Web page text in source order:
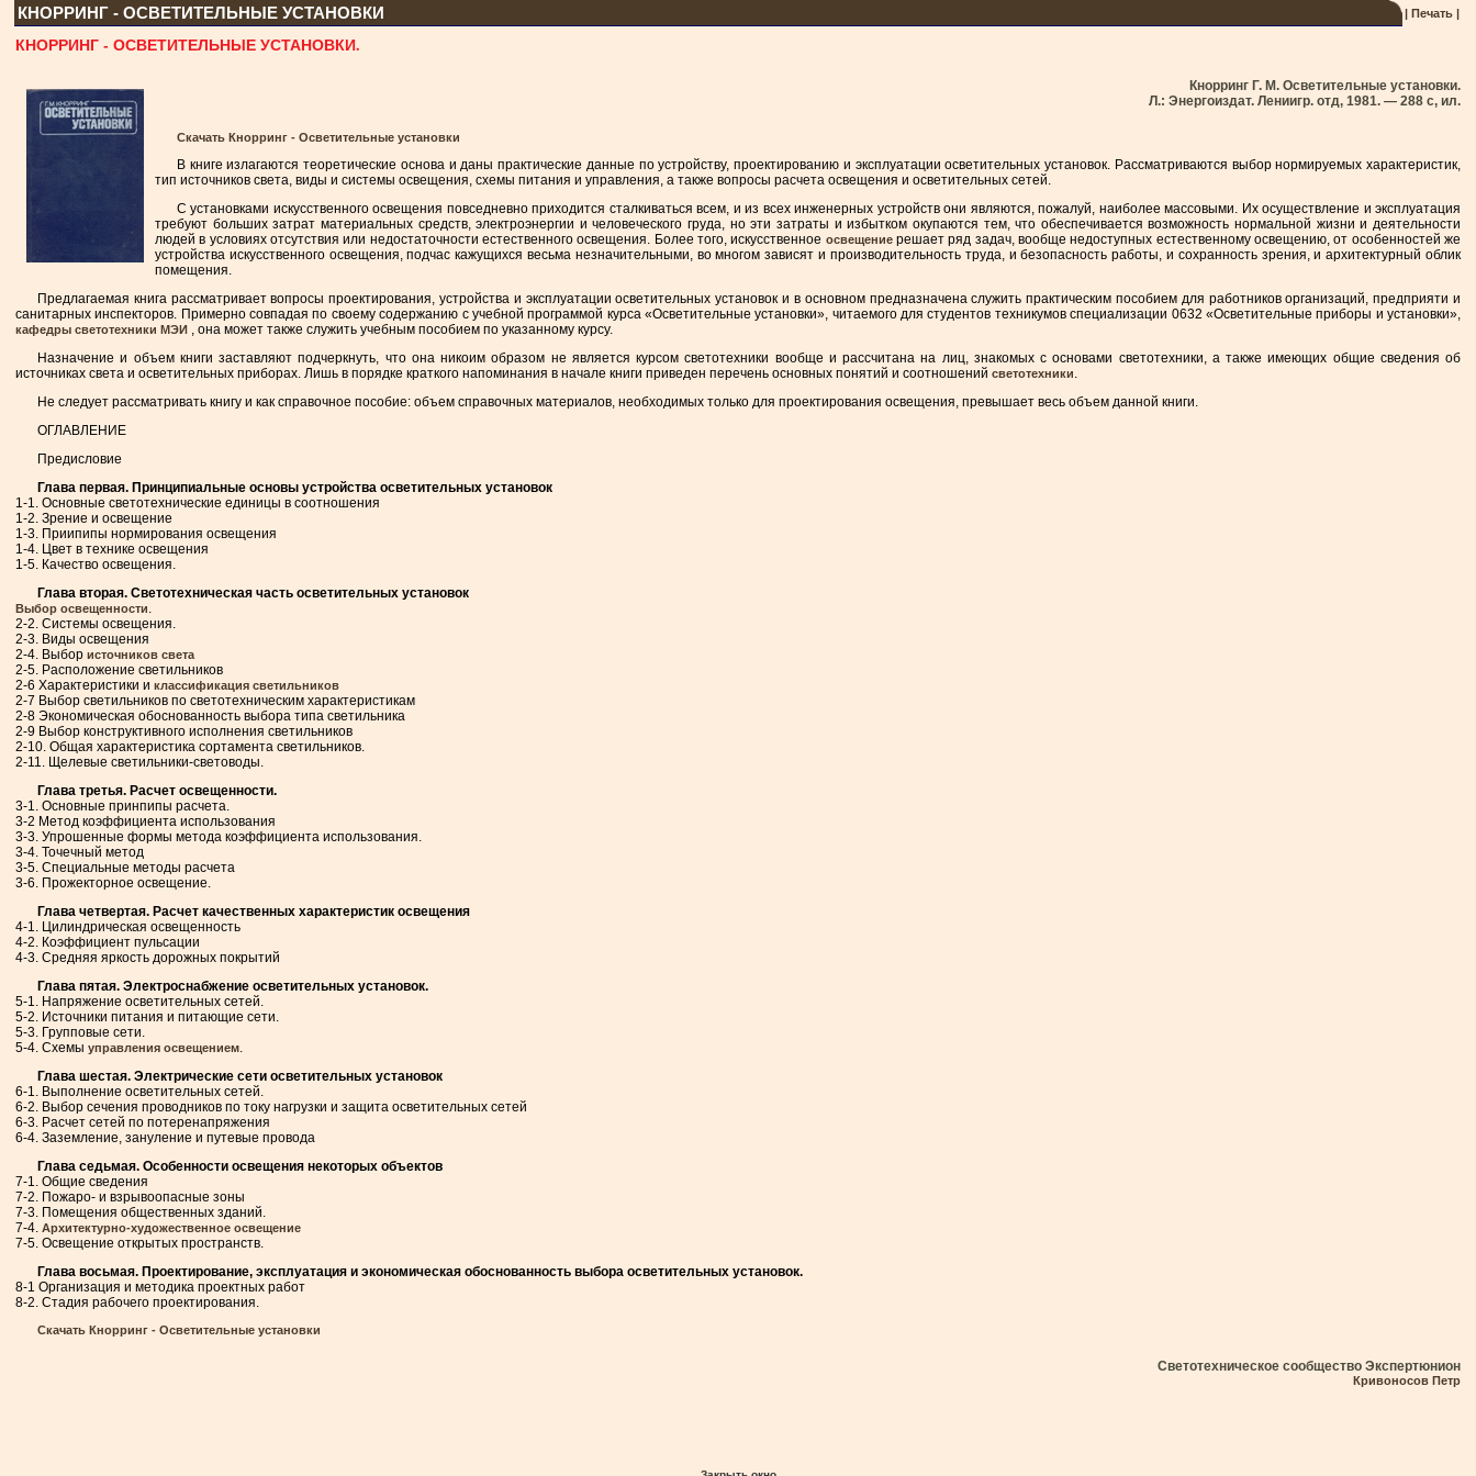
КНОРРИНГ - ОСВЕТИТЕЛЬНЫЕ УСТАНОВКИ | Печать |
КНОРРИНГ - ОСВЕТИТЕЛЬНЫЕ УСТАНОВКИ.
Кнорринг Г. М. Осветительные установки.
Л.: Энергоиздат. Лениигр. отд, 1981. — 288 с, ил.
Скачать Кнорринг - Осветительные установки
В книге излагаются теоретические основа и даны практические данные по устройству, проектированию и эксплуатации осветительных установок. Рассматриваются выбор нормируемых характеристик,
тип источников света, виды и системы освещения, схемы питания и управления, а также вопросы расчета освещения и осветительных сетей.
С установками искусственного освещения повседневно приходится сталкиваться всем, и из всех инженерных устройств они являются, пожалуй, наиболее массовыми. Их осуществление и эксплуатация
требуют больших затрат материальных средств, электроэнергии и человеческого груда, но эти затраты и избытком окупаются тем, что обеспечивается возможность нормальной жизни и деятельности
людей в условиях отсутствия или недостаточности естественного освещения. Более того, искусственное освещениерешает ряд задач, вообще недоступных естественному освещению, от особенностей же
устройства искусственного освещения, подчас кажущихся весьма незначительными, во многом зависят и производительность труда, и безопасность работы, и сохранность зрения, и архитектурный облик
помещения.
Предлагаемая книга рассматривает вопросы проектирования, устройства и эксплуатации осветительных установок и в основном предназначена служить практическим пособием для работников организаций, предприяти и
санитарных инспекторов. Примерно совпадая по своему содержанию с учебной программой курса «Осветительные установки», читаемого для студентов техникумов специализации 0632 «Осветительные приборы и установки»,
кафедры светотехники МЭИ , она может также служить учебным пособием по указанному курсу.
Назначение и объем книги заставляют подчеркнуть, что она никоим образом не является курсом светотехники вообще и рассчитана на лиц, знакомых с основами светотехники, а также имеющих общие сведения об
источниках света и осветительных приборах. Лишь в порядке краткого напоминания в начале книги приведен перечень основных понятий и соотношений светотехники.
Не следует рассматривать книгу и как справочное пособие: объем справочных материалов, необходимых только для проектирования освещения, превышает весь объем данной книги.
ОГЛАВЛЕНИЕ
Предисловие
Глава первая. Принципиальные основы устройства осветительных установок
1-1. Основные светотехнические единицы в соотношения
1-2. Зрение и освещение
1-3. Приипипы нормирования освещения
1-4. Цвет в технике освещения
1-5. Качество освещения.
Глава вторая. Светотехническая часть осветительных установок
Выбор освещенности.
2-2. Системы освещения.
2-3. Виды освещения
2-4. Выбор источников света
2-5. Расположение светильников
2-6 Характеристики и классификация светильников
2-7 Выбор светильников по светотехническим характеристикам
2-8 Экономическая обоснованность выбора типа светильника
2-9 Выбор конструктивного исполнения светильников
2-10. Общая характеристика сортамента светильников.
2-11. Щелевые светильники-световоды.
Глава третья. Расчет освещенности.
3-1. Основные принпипы расчета.
3-2 Метод коэффициента использования
3-3. Упрошенные формы метода коэффициента использования.
3-4. Точечный метод
3-5. Специальные методы расчета
3-6. Прожекторное освещение.
Глава четвертая. Расчет качественных характеристик освещения
4-1. Цилиндрическая освещенность
4-2. Коэффициент пульсации
4-3. Средняя яркость дорожных покрытий
Глава пятая. Электроснабжение осветительных установок.
5-1. Напряжение осветительных сетей.
5-2. Источники питания и питающие сети.
5-3. Групповые сети.
5-4. Схемы управления освещением.
Глава шестая. Электрические сети осветительных установок
6-1. Выполнение осветительных сетей.
6-2. Выбор сечения проводников по току нагрузки и защита осветительных сетей
6-3. Расчет сетей по потеренапряжения
6-4. Заземление, зануление и путевые провода
Глава седьмая. Особенности освещения некоторых объектов
7-1. Общие сведения
7-2. Пожаро- и взрывоопасные зоны
7-3. Помещения общественных зданий.
7-4. Архитектурно-художественное освещение
7-5. Освещение открытых пространств.
Глава восьмая. Проектирование, эксплуатация и экономическая обоснованность выбора осветительных установок.
8-1 Организация и методика проектных работ
8-2. Стадия рабочего проектирования.
Скачать Кнорринг - Осветительные установки
Светотехническое сообщество Экспертюнион
Кривоносов Петр